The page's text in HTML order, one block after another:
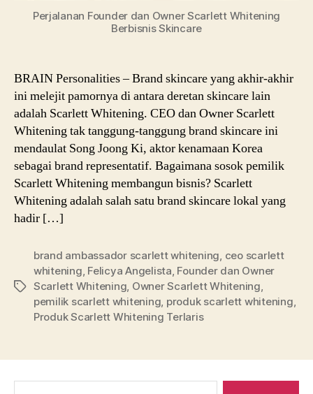
Perjalanan Founder dan Owner Scarlett Whitening
Berbisnis Skincare
BRAIN Personalities – Brand skincare yang akhir-akhir
ini melejit pamornya di antara deretan skincare lain
adalah Scarlett Whitening. CEO dan Owner Scarlett
Whitening tak tanggung-tanggung brand skincare ini
mendaulat Song Joong Ki, aktor kenamaan Korea
sebagai brand representatif. Bagaimana sosok pemilik
Scarlett Whitening membangun bisnis? Scarlett
Whitening adalah salah satu brand skincare lokal yang
hadir […]
Tags
brand ambassador scarlett whitening, ceo scarlett
whitening, Felicya Angelista, Founder dan Owner
Scarlett Whitening, Owner Scarlett Whitening,
pemilik scarlett whitening, produk scarlett whitening,
Produk Scarlett Whitening Terlaris